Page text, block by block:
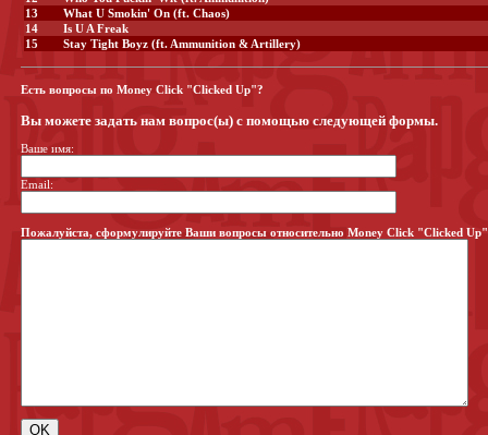
13
What U Smokin' On (ft. Chaos)
14
Is U A Freak
15
Stay Tight Boyz (ft. Ammunition & Artillery)
Есть вопросы по Money Click "Clicked Up"?
Вы можете задать нам вопрос(ы) с помощью следующей формы.
Ваше имя:
Email:
Пожалуйста, сформулируйте Ваши вопросы относительно Money Click "Clicked